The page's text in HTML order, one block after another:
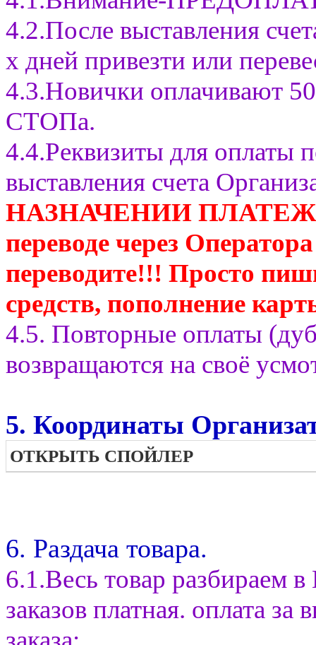
4.2.После выставления
х дней привезти или
4.3.Новички оплачивают
СТОПа.
4.4.Реквизиты для оплаты
выставления счета
НАЗНАЧЕНИИ ПЛАТЕЖА
переводе через
переводите!!! Просто
средств, пополнение
4.5. Повторные оплаты
возвращаются на своё
5. Координаты
ОТКРЫТЬ СПОЙЛЕР
6. Раздача товара.
6.1.Весь товар разбираем
заказов платная. оплата